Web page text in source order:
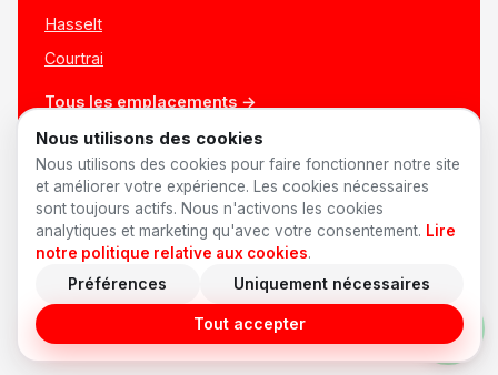
Hasselt
Courtrai
Tous les emplacements →
© 2026 AnyShift Made in Belgium ♥Offres d'emploi
ConfidentialitéConditionsCookiesPréférences cookies
Nous utilisons des cookies
Nous utilisons des cookies pour faire fonctionner notre site
et améliorer votre expérience. Les cookies nécessaires
sont toujours actifs. Nous n'activons les cookies
analytiques et marketing qu'avec votre consentement. Lire
notre politique relative aux cookies.
Préférences Uniquement nécessaires
Tout accepter